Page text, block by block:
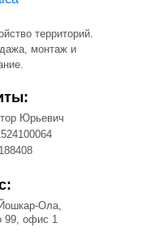
территорий.
монтаж и
Юрьевич
Ола,
99, офис 1